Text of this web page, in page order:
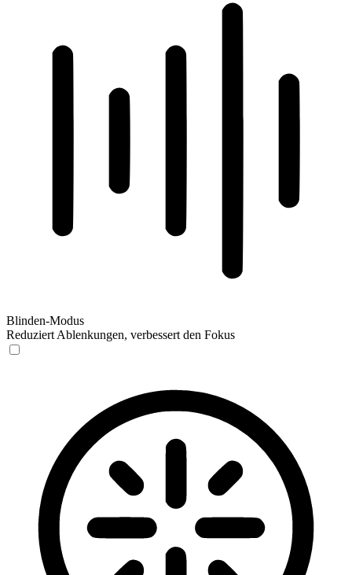
Blinden-Modus
Reduziert Ablenkungen, verbessert den Fokus